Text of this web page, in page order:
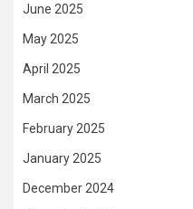
June 2025
May 2025
April 2025
March 2025
February 2025
January 2025
December 2024